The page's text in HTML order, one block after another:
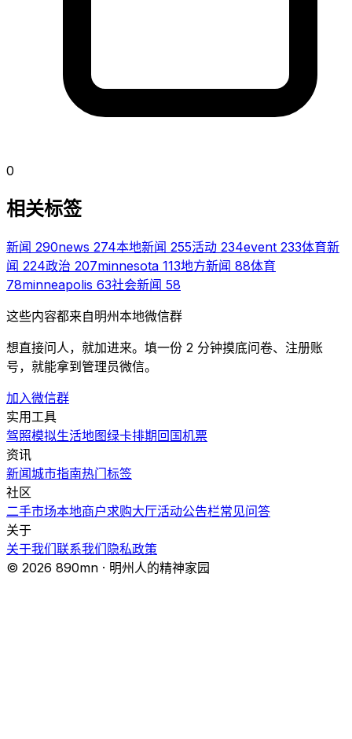
0
相关标签
新闻 290news 274本地新闻 255活动 234event 233体育新
闻 224政治 207minnesota 113地方新闻 88体育
78minneapolis 63社会新闻 58
这些内容都来自明州本地微信群
想直接问人，就加进来。填一份 2 分钟摸底问卷、注册账
号，就能拿到管理员微信。
加入微信群
实用工具
驾照模拟生活地图绿卡排期 回国机票
资讯
新闻城市指南热门标签
社区
二手市场本地商户求购大厅活动公告栏常见问答
关于
关于我们联系我们 隐私政策
© 2026 890mn · 明州人的精神家园